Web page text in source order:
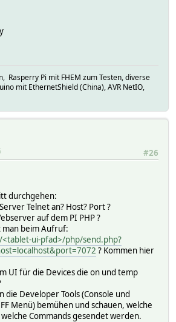
Rasperry Pi mit FHEM zum Testen, diverse
mit EthernetShield (China), AVR NetIO,
#26
durchgehen:
Telnet an? Host? Port ?
auf dem PI PHP ?
man beim Aufruf:
ui-pfad>/php/send.php?
? Kommen hier
UI für die Devices die on und temp
die Developer Tools (Console und
Menü) bemühen und schauen, welche
Commands gesendet werden.